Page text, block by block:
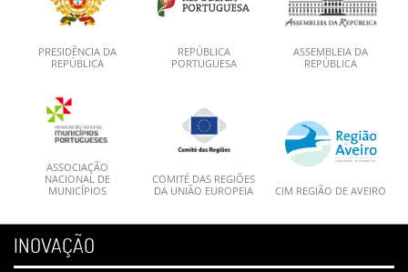
PRESIDÊNCIA DA
REPÚBLICA
REPÚBLICA
PORTUGUESA
ASSEMBLEIA DA
REPÚBLICA
ASSOCIAÇÃO
NACIONAL DE
MUNICÍPIOS
COMITÉ DAS REGIÕES
DA UNIÃO EUROPEIA
CIM REGIÃO DE AVEIRO
INOVAÇÃO